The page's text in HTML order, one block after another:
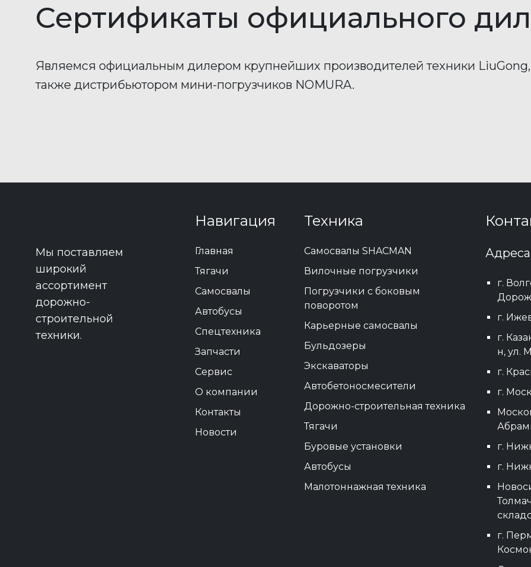
Сертификаты официального
Являемся официальным дилером крупнейших производителей техники LiuGong,
также дистрибьютором мини-погрузчиков NOMURA.
Мы поставляем
широкий
ассортимент
дорожно-
строительной
техники.
Навигация
Главная
Тягачи
Самосвалы
Автобусы
Спецтехника
Запчасти
Сервис
О компании
Контакты
Новости
Техника
Самосвалы SHACMAN
Вилочные погрузчики
Погрузчики с боковым
поворотом
Карьерные самосвалы
Бульдозеры
Экскаваторы
Автобетоносмесители
Дорожно-строительная техника
Тягачи
Буровые установки
Автобусы
Малотоннажная техника
г.
г.
г.
н, ул.
г.
г.
г.
г.
г.